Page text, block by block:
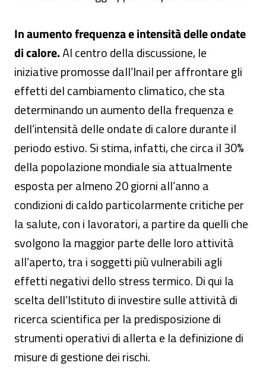
In aumento frequenza e intensità delle ondate
di calore.Al centro della discussione, le
iniziative promosse dall’Inail per affrontare gli
effetti del cambiamento climatico, che sta
determinando un aumento della frequenza e
dell’intensità delle ondate di calore durante il
periodo estivo. Si stima, infatti, che circa il 30%
della popolazione mondiale sia attualmente
esposta per almeno 20 giorni all’anno a
condizioni di caldo particolarmente critiche per
la salute, con i lavoratori, a partire da quelli che
svolgono la maggior parte delle loro attività
all’aperto, tra i soggetti più vulnerabili agli
effetti negativi dello stress termico. Di qui la
scelta dell’Istituto di investire sulle attività di
ricerca scientifica per la predisposizione di
strumenti operativi di allerta e la definizione di
misure di gestione dei rischi.